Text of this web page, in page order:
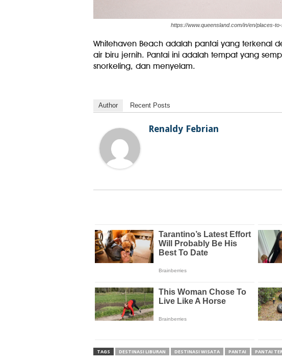
https://www.queensland.com/in/en/places-
Whitehaven Beach adalah pantai yang terkenal
air biru jernih. Pantai ini adalah tempat yang
snorkeling, dan menyelam.
Author Recent Posts
Renaldy Febrian
TAGS DESTINASI LIBURAN DESTINASI WISATA PANTAI PANTAI